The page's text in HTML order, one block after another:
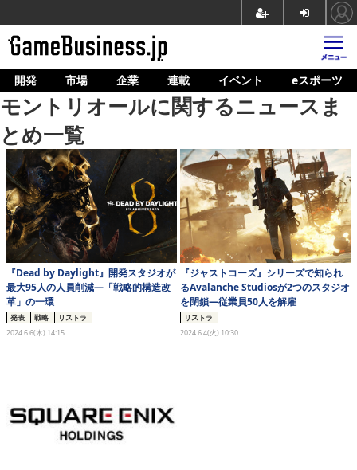
ホーム
ゲーム開発
市場
マネタイズ
企業動向
人材育成
産業政策
連載
イベント/セミナー
開発 市場 企業 連載 イベント eスポーツ
モントリオールに関するニュースま
とめ一覧
『Dead by Daylight』開発スタジオが
最大95人の人員削減―「戦略的構造改
革」の一環
発表 戦略
リストラ
2024.6.6(木) 14:15
『ジャストコーズ』シリーズで知られ
るAvalanche Studiosが2つのスタジオ
を閉鎖―従業員50人を解雇
リストラ
2024.6.4(火) 10:30